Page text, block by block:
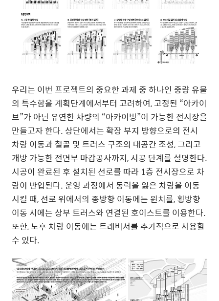
우리는 이번 프로젝트의 중요한 과제 중 하나인 중량 유물
의 특수함을 계획단계에서부터 고려하여,고정된 “아카이
브”가 아닌 유연한 차량의 “아카이빙”이 가능한 전시장을
만들고자 한다. 상단에서는 확장 부지 방향으로의 전시
차량 이동과 철골 및 트러스 구조의 대공간 조성,그리고
개방 가능한 전면부 마감공사까지,시공 단계를 설명한다.
시공이 완료된 후 설치된 선로를 따라 1층 전시장으로 차
량이 반입된다.운영 과정에서 동력을 잃은 차량을 이동
시킬 때,선로 위에서의 종방향 이동에는 윈치를,횡방향
이동 시에는 상부 트러스와 연결된 호이스트를 이용한다.
또한,노후 차량 이동에는 트래버서를 추가적으로 사용할
수 있다.